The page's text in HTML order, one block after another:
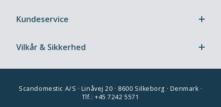
Kundeservice
Vilkår & Sikkerhed
Scandomestic A/S · Linåvej 20 · 8600 Silkeborg · Denmark ·
Tlf.: +45 7242 5571